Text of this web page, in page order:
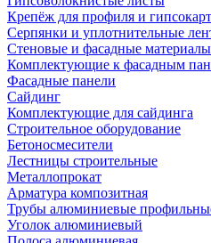
Крепёж для профиля и
Серпянки и уплотнительные
Стеновые и фасадные материалы
Комплектующие к фасадным
Фасадные панели
Сайдинг
Комплектующие для сайдинга
Строительное оборудование
Бетоносмесители
Лестницы строительные
Металлопрокат
Арматура композитная
Трубы алюминиевые
Уголок алюминиевый